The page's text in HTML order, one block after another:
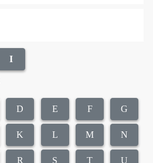
I
D E F G
K L M N
R S T U